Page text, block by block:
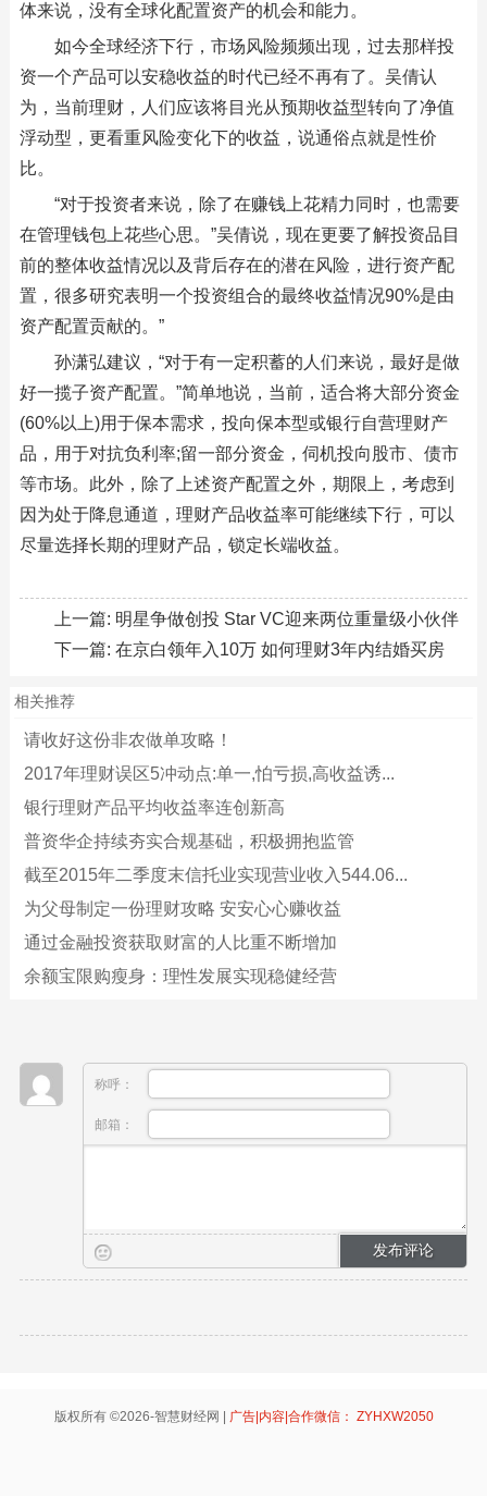
体来说，没有全球化配置资产的机会和能力。
如今全球经济下行，市场风险频频出现，过去那样投
资一个产品可以安稳收益的时代已经不再有了。吴倩认
为，当前理财，人们应该将目光从预期收益型转向了净值
浮动型，更看重风险变化下的收益，说通俗点就是性价
比。
“对于投资者来说，除了在赚钱上花精力同时，也需要
在管理钱包上花些心思。”吴倩说，现在更要了解投资品目
前的整体收益情况以及背后存在的潜在风险，进行资产配
置，很多研究表明一个投资组合的最终收益情况90%是由
资产配置贡献的。”
孙潇弘建议，“对于有一定积蓄的人们来说，最好是做
好一揽子资产配置。”简单地说，当前，适合将大部分资金
(60%以上)用于保本需求，投向保本型或银行自营理财产
品，用于对抗负利率;留一部分资金，伺机投向股市、债市
等市场。此外，除了上述资产配置之外，期限上，考虑到
因为处于降息通道，理财产品收益率可能继续下行，可以
尽量选择长期的理财产品，锁定长端收益。
上一篇: 明星争做创投 Star VC迎来两位重量级小伙伴
下一篇: 在京白领年入10万 如何理财3年内结婚买房
相关推荐
请收好这份非农做单攻略！
2017年理财误区5冲动点:单一,怕亏损,高收益诱...
银行理财产品平均收益率连创新高
普资华企持续夯实合规基础，积极拥抱监管
截至2015年二季度末信托业实现营业收入544.06...
为父母制定一份理财攻略 安安心心赚收益
通过金融投资获取财富的人比重不断增加
余额宝限购瘦身：理性发展实现稳健经营
称呼：
邮箱：
版权所有 ©2026-智慧财经网 | 广告|内容|合作微信： ZYHXW2050